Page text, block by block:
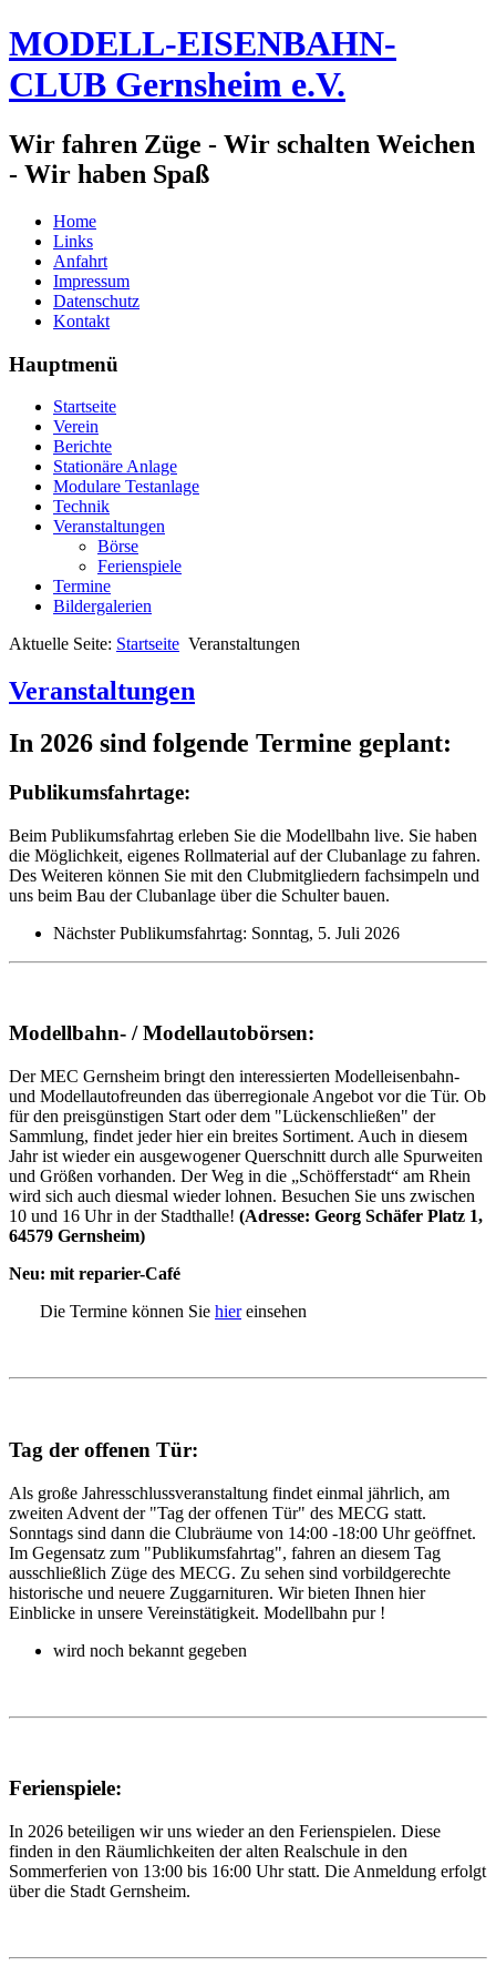
MODELL-EISENBAHN-
CLUB Gernsheim e.V.
Wir fahren Züge - Wir schalten Weichen
- Wir haben Spaß
Home
Links
Anfahrt
Impressum
Datenschutz
Kontakt
Hauptmenü
Startseite
Verein
Berichte
Stationäre Anlage
Modulare Testanlage
Technik
Veranstaltungen
Börse
Ferienspiele
Termine
Bildergalerien
Aktuelle Seite: Startseite Veranstaltungen
Veranstaltungen
In 2026 sind folgende Termine geplant:
Publikumsfahrtage:
Beim Publikumsfahrtag erleben Sie die Modellbahn live. Sie haben
die Möglichkeit, eigenes Rollmaterial auf der Clubanlage zu fahren.
Des Weiteren können Sie mit den Clubmitgliedern fachsimpeln und
uns beim Bau der Clubanlage über die Schulter bauen.
Nächster Publikumsfahrtag: Sonntag, 5. Juli 2026
Modellbahn- / Modellautobörsen:
Der MEC Gernsheim bringt den interessierten Modelleisenbahn-
und Modellautofreunden das überregionale Angebot vor die Tür. Ob
für den preisgünstigen Start oder dem "Lückenschließen" der
Sammlung, findet jeder hier ein breites Sortiment. Auch in diesem
Jahr ist wieder ein ausgewogener Querschnitt durch alle Spurweiten
und Größen vorhanden. Der Weg in die „Schöfferstadt“ am Rhein
wird sich auch diesmal wieder lohnen. Besuchen Sie uns zwischen
10 und 16 Uhr in der Stadthalle! (Adresse: Georg Schäfer Platz 1,
64579 Gernsheim)
Neu: mit reparier-Café
Die Termine können Sie hiereinsehen
Tag der offenen Tür:
Als große Jahresschlussveranstaltung findet einmal jährlich, am
zweiten Advent der "Tag der offenen Tür" des MECG statt.
Sonntags sind dann die Clubräume von 14:00 -18:00 Uhr geöffnet.
Im Gegensatz zum "Publikumsfahrtag", fahren an diesem Tag
ausschließlich Züge des MECG. Zu sehen sind vorbildgerechte
historische und neuere Zuggarnituren. Wir bieten Ihnen hier
Einblicke in unsere Vereinstätigkeit. Modellbahn pur !
wird noch bekannt gegeben
Ferienspiele:
In 2026 beteiligen wir uns wieder an den Ferienspielen. Diese
finden in den Räumlichkeiten der alten Realschule in den
Sommerferien von 13:00 bis 16:00 Uhr statt. Die Anmeldung erfolgt
über die Stadt Gernsheim.